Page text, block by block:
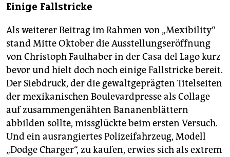
Einige Fallstricke
Als weiterer Beitrag im Rahmen von „Mexibility“
stand Mitte Oktober die Ausstellungseröffnung
von Christoph Faulhaber in der Casa del Lago kurz
bevor und hielt doch noch einige Fallstricke bereit.
Der Siebdruck, der die gewaltgeprägten Titelseiten
der mexikanischen Boulevardpresse als Collage
auf zusammengenähten Bananenblättern
abbilden sollte, missglückte beim ersten Versuch.
Und ein ausrangiertes Polizeifahrzeug, Modell
„Dodge Charger“, zu kaufen, erwies sich als extrem